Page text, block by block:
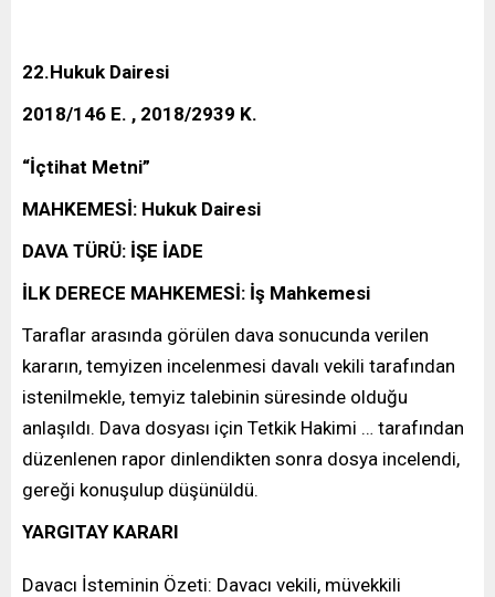
22.Hukuk Dairesi
2018/146 E. , 2018/2939 K.
“İçtihat Metni”
MAHKEMESİ: Hukuk Dairesi
DAVA TÜRÜ: İŞE İADE
İLK DERECE MAHKEMESİ: İş Mahkemesi
Taraflar arasında görülen dava sonucunda verilen
kararın, temyizen incelenmesi davalı vekili tarafından
istenilmekle, temyiz talebinin süresinde olduğu
anlaşıldı. Dava dosyası için Tetkik Hakimi … tarafından
düzenlenen rapor dinlendikten sonra dosya incelendi,
gereği konuşulup düşünüldü.
YARGITAY KARARI
Davacı İsteminin Özeti: Davacı vekili, müvekkili